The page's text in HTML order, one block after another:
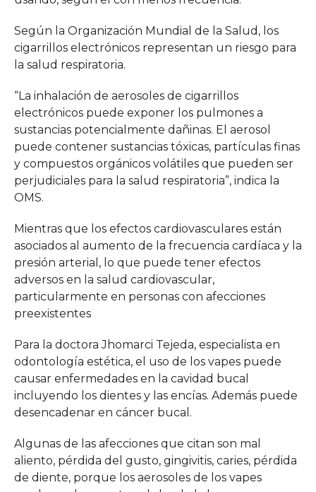
Según la Organización Mundial de la Salud, los
cigarrillos electrónicos representan un riesgo para
la salud respiratoria.
“La inhalación de aerosoles de cigarrillos
electrónicos puede exponer los pulmones a
sustancias potencialmente dañinas. El aerosol
puede contener sustancias tóxicas, partículas finas
y compuestos orgánicos volátiles que pueden ser
perjudiciales para la salud respiratoria”, indica la
OMS.
Mientras que los efectos cardiovasculares están
asociados al aumento de la frecuencia cardíaca y la
presión arterial, lo que puede tener efectos
adversos en la salud cardiovascular,
particularmente en personas con afecciones
preexistentes
Para la doctora Jhomarci Tejeda, especialista en
odontología estética, el uso de los vapes puede
causar enfermedades en la cavidad bucal
incluyendo los dientes y las encías. Además puede
desencadenar en cáncer bucal.
Algunas de las afecciones que citan son mal
aliento, pérdida del gusto, gingivitis, caries, pérdida
de diente, porque los aerosoles de los vapes